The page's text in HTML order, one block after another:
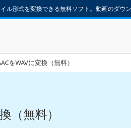
ル形式を変換できる無料ソフト。動画のダウ
をWAVに変換（無料）
（無料）